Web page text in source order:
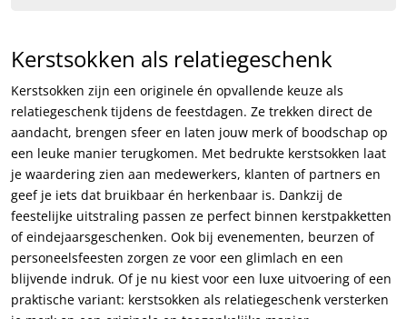
Kerstsokken als relatiegeschenk
Kerstsokken zijn een originele én opvallende keuze als
relatiegeschenk tijdens de feestdagen. Ze trekken direct de
aandacht, brengen sfeer en laten jouw merk of boodschap op
een leuke manier terugkomen. Met bedrukte kerstsokken laat
je waardering zien aan medewerkers, klanten of partners en
geef je iets dat bruikbaar én herkenbaar is. Dankzij de
feestelijke uitstraling passen ze perfect binnen kerstpakketten
of eindejaarsgeschenken. Ook bij evenementen, beurzen of
personeelsfeesten zorgen ze voor een glimlach en een
blijvende indruk. Of je nu kiest voor een luxe uitvoering of een
praktische variant: kerstsokken als relatiegeschenk versterken